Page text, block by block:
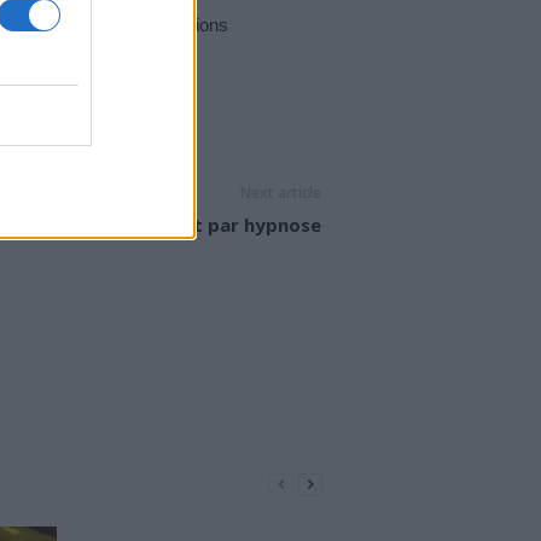
pour d’autres affections
: un traitement par hypnose